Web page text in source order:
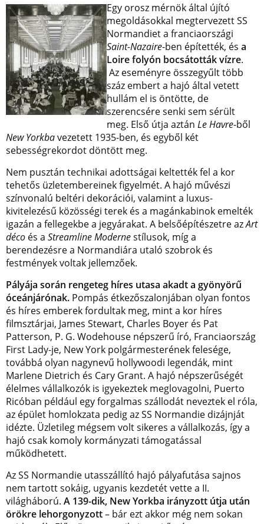
Egy orosz mérnök által újító
megoldásokkal megtervezett SS
Normandiet a franciaországi
Saint-Nazaire-ben építették, és a
Loire folyón bocsátották vízre.
Az eseményre összegyűlt több
száz embert a hajó által vetett
hullám el is öntötte, de
szerencsére senki sem sérült
meg. Első útja aztánLe Havre-ből
New Yorkbavezetett 1935-ben, és egyből két
sebességrekordot döntött meg.
Nem pusztán technikai adottságai keltették fel a kor
tehetős üzletembereinek figyelmét. A hajó művészi
színvonalú beltéri dekorációi, valamint a luxus-
kivitelezésű közösségi terek és a magánkabinok emelték
igazán a fellegekbe a jegyárakat. A belsőépítészetre azArt
déco és a Streamline Modernestílusok, míg a
berendezésre a Normandiára utaló szobrok és
festmények voltak jellemzőek.
Pályája során rengeteg híres utasa akadt a gyönyörű
óceánjárónak. Pompás étkezőszalonjában olyan fontos
és híres emberek fordultak meg, mint a kor híres
filmsztárjai, James Stewart, Charles Boyer és Pat
Patterson, P. G. Wodehouse népszerű író, Franciaország
First Lady-je, New York polgármesterének felesége,
továbbá olyan nagynevű hollywoodi legendák, mint
Marlene Dietrich és Cary Grant. A hajó népszerűségét
élelmes vállalkozók is igyekeztek meglovagolni, Puerto
Ricóban például egy forgalmas szállodát neveztek el róla,
az épület homlokzata pedig az SS Normandie dizájnját
idézte. Üzletileg mégsem volt sikeres a vállalkozás, így a
hajó csak komoly kormányzati támogatással
működhetett.
Az SS Normandie utasszállító hajó pályafutása sajnos
nem tartott sokáig, ugyanis kezdetét vette a II.
világháború. A 139-dik, New Yorkba irányzott útja után
örökre lehorgonyzott– bár ezt akkor még nem sokan